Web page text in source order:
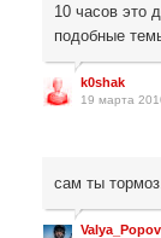
10 часов это
подобные
k0shak
19 марта
сам ты
Valya_Popov